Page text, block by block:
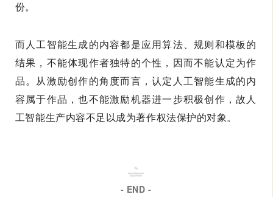
份。
而人工智能生成的内容都是应用算法、规则和模板的
结果，不能体现作者独特的个性，因而不能认定为作
品。从激励创作的角度而言，认定人工智能生成的内
容属于作品，也不能激励机器进一步积极创作，故人
工智能生产内容不足以成为著作权法保护的对象。
- END -